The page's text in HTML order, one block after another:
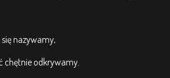
nazywamy,
chętnie odkrywamy.